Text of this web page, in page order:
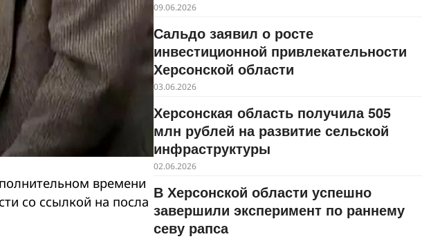
времени
со ссылкой на посла
09.06.2026
Сальдо заявил о росте
инвестиционной привлекательности
Херсонской области
03.06.2026
Херсонская область получила 505
млн рублей на развитие сельской
инфраструктуры
02.06.2026
В Херсонской области успешно
завершили эксперимент по раннему
севу рапса